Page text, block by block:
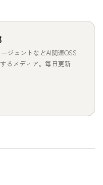
ジェントなどAI関連OSS
るメディア。毎日更新